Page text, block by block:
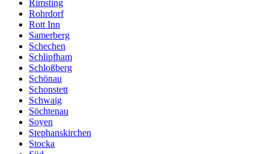
Rimsting
Rohrdorf
Rott Inn
Samerberg
Schechen
Schlipfham
Schloßberg
Schönau
Schonstett
Schwaig
Söchtenau
Soyen
Stephanskirchen
Stocka